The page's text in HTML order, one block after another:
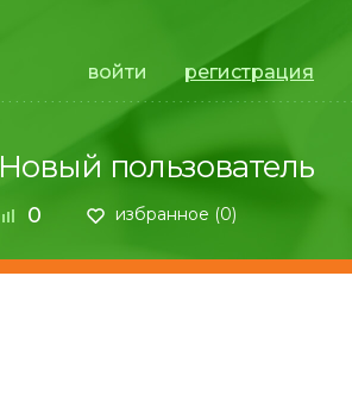
войти регистрация
Новый пользователь
0 избранное (0)